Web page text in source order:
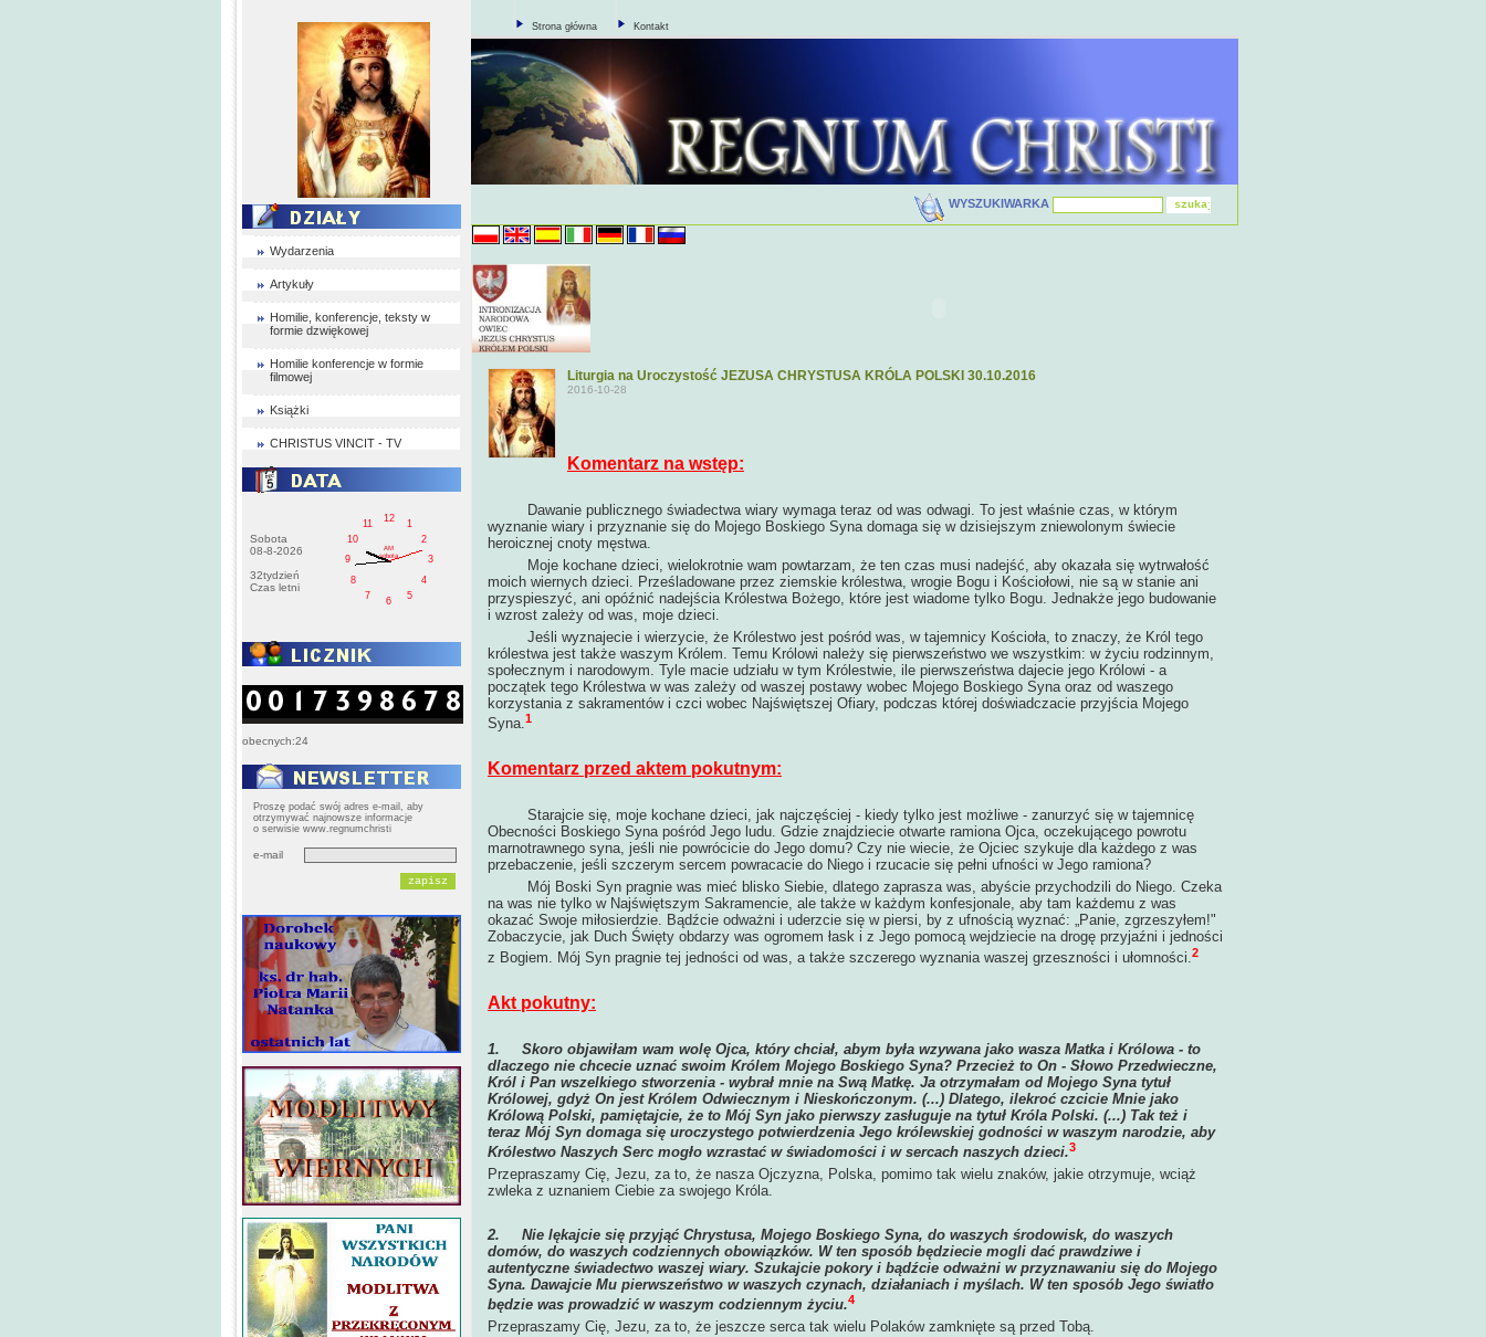
Wydarzenia
Artykuły
Homilie, konferencje, teksty w
formie dzwiękowej
Homilie konferencje w formie
filmowej
Książki
CHRISTUS VINCIT - TV
Sobota
08-8-2026
32tydzień
Czas letni
1
2
3
4
5
6
7
8
9
10
11
12
AM
sobota
obecnych:24
Proszę podać swój adres e-mail, aby
otrzymywać najnowsze informacje
o serwisie www.regnumchristi
e-mail
Strona główna Kontakt
WYSZUKIWARKA
Liturgia na Uroczystość JEZUSA CHRYSTUSA KRÓLA POLSKI 30.10.2016
2016-10-28
Komentarz na wstęp:
Dawanie publicznego świadectwa wiary wymaga teraz od was odwagi. To jest właśnie czas, w którym
wyznanie wiary i przyznanie się do Mojego Boskiego Syna domaga się w dzisiejszym zniewolonym świecie
heroicznej cnoty męstwa.
Moje kochane dzieci, wielokrotnie wam powtarzam, że ten czas musi nadejść, aby okazała się wytrwałość
moich wiernych dzieci. Prześladowane przez ziemskie królestwa, wrogie Bogu i Kościołowi, nie są w stanie ani
przyspieszyć, ani opóźnić nadejścia Królestwa Bożego, które jest wiadome tylko Bogu. Jednakże jego budowanie
i wzrost zależy od was, moje dzieci.
Jeśli wyznajecie i wierzycie, że Królestwo jest pośród was, w tajemnicy Kościoła, to znaczy, że Król tego
królestwa jest także waszym Królem. Temu Królowi należy się pierwszeństwo we wszystkim: w życiu rodzinnym,
społecznym i narodowym. Tyle macie udziału w tym Królestwie, ile pierwszeństwa dajecie jego Królowi - a
początek tego Królestwa w was zależy od waszej postawy wobec Mojego Boskiego Syna oraz od waszego
korzystania z sakramentów i czci wobec Najświętszej Ofiary, podczas której doświadczacie przyjścia Mojego
Syna.1
Komentarz przed aktem pokutnym:
Starajcie się, moje kochane dzieci, jak najczęściej - kiedy tylko jest możliwe - zanurzyć się w tajemnicę
Obecności Boskiego Syna pośród Jego ludu. Gdzie znajdziecie otwarte ramiona Ojca, oczekującego powrotu
marnotrawnego syna, jeśli nie powrócicie do Jego domu? Czy nie wiecie, że Ojciec szykuje dla każdego z was
przebaczenie, jeśli szczerym sercem powracacie do Niego i rzucacie się pełni ufności w Jego ramiona?
Mój Boski Syn pragnie was mieć blisko Siebie, dlatego zaprasza was, abyście przychodzili do Niego. Czeka
na was nie tylko w Najświętszym Sakramencie, ale także w każdym konfesjonale, aby tam każdemu z was
okazać Swoje miłosierdzie. Bądźcie odważni i uderzcie się w piersi, by z ufnością wyznać: „Panie, zgrzeszyłem!"
Zobaczycie, jak Duch Święty obdarzy was ogromem łask i z Jego pomocą wejdziecie na drogę przyjaźni i jedności
z Bogiem. Mój Syn pragnie tej jedności od was, a także szczerego wyznania waszej grzeszności i ułomności. 2
Akt pokutny:
1. Skoro objawiłam wam wolę Ojca, który chciał, abym była wzywana jako wasza Matka i Królowa - to
dlaczego nie chcecie uznać swoim Królem Mojego Boskiego Syna? Przecież to On - Słowo Przedwieczne,
Król i Pan wszelkiego stworzenia - wybrał mnie na Swą Matkę. Ja otrzymałam od Mojego Syna tytuł
Królowej, gdyż On jest Królem Odwiecznym i Nieskończonym. (...) Dlatego, ilekroć czcicie Mnie jako
Królową Polski, pamiętajcie, że to Mój Syn jako pierwszy zasługuje na tytuł Króla Polski. (...) Tak też i
teraz Mój Syn domaga się uroczystego potwierdzenia Jego królewskiej godności w waszym narodzie, aby
Królestwo Naszych Serc mogło wzrastać w świadomości i w sercach naszych dzieci.3
Przepraszamy Cię, Jezu, za to, że nasza Ojczyzna, Polska, pomimo tak wielu znaków, jakie otrzymuje, wciąż
zwleka z uznaniem Ciebie za swojego Króla.
2. Nie lękajcie się przyjąć Chrystusa, Mojego Boskiego Syna, do waszych środowisk, do waszych
domów, do waszych codziennych obowiązków. W ten sposób będziecie mogli dać prawdziwe i
autentyczne świadectwo waszej wiary. Szukajcie pokory i bądźcie odważni w przyznawaniu się do Mojego
Syna. Dawajcie Mu pierwszeństwo w waszych czynach, działaniach i myślach. W ten sposób Jego światło
będzie was prowadzić w waszym codziennym życiu.4
Przepraszamy Cię, Jezu, za to, że jeszcze serca tak wielu Polaków zamknięte są przed Tobą.